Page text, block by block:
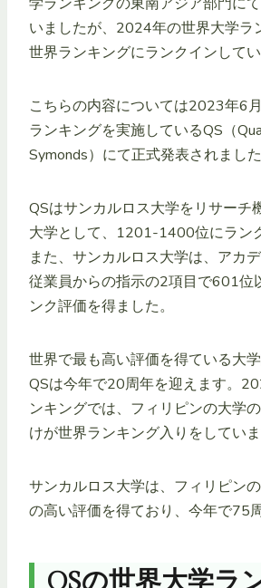
いましたが、2024年の世界大学ラ
世界ランキングにランクインしてい
こちらの内容については2023年6
ランキングを実施しているQS（
Symonds）にて正式発表されました
QSはサンカルロス大学をリサーチ
大学として、1201-1400位にラン
また、サンカルロス大学は、アカ
従業員からの指示の2項目で601位
ンク評価を得ました。
世界で最も高い評価を得ている大
QSは今年で20周年を迎えます。
ンキングでは、フィリピンの大学
けが世界ランキング入りをしていま
サンカルロス大学は、フィリピン
の高い評価を得ており、今年で75